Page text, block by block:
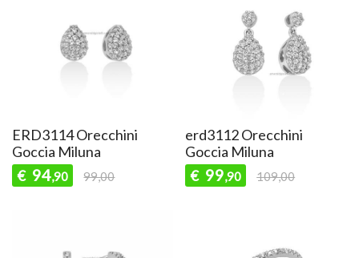
ERD3114 Orecchini
Goccia Miluna
€ 94,90 99,00
erd3112 Orecchini
Goccia Miluna
€ 99,90 109,00